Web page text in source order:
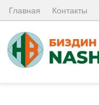
Skip
to
content
Главная Контакты